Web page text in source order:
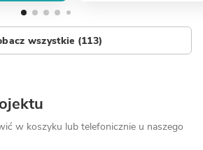
wszystkie (113)
w koszyku lub telefonicznie u naszego